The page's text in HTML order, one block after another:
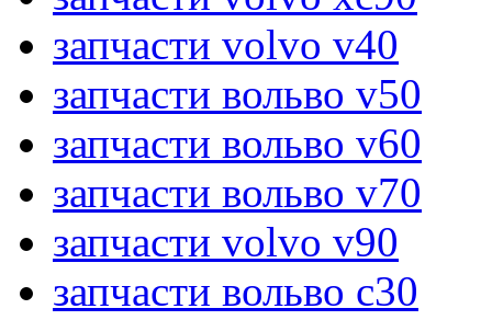
запчасти volvo v40
запчасти вольво v50
запчасти вольво v60
запчасти вольво v70
запчасти volvo v90
запчасти вольво c30